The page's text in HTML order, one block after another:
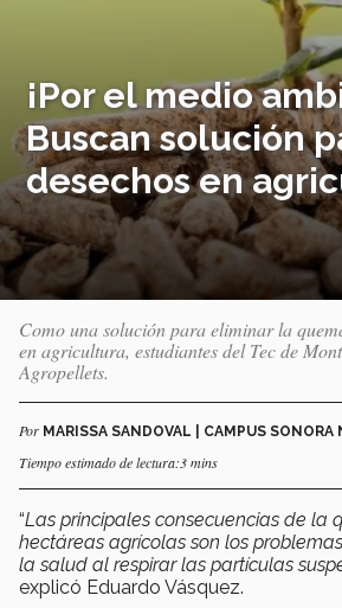
¡Por el medio
Buscan solución
desechos en
Como una solución para eliminar la
en agricultura, estudiantes del Tec de
Agropellets.
Por MARISSA SANDOVAL | CAMPUS SONORA
Tiempo estimado de lectura:3 mins
“Las principales consecuencias de la
hectáreas agrícolas son los
la salud al respirar las partículas
explicó Eduardo Vásquez.